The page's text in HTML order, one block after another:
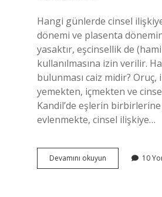
Hangi günlerde cinsel
dönemi ve plasenta
yasaktır, eşcinsellik de
kullanılmasına izin verilir.
bulunması caiz midir?
yemekten, içmekten ve
Kandil’de eşlerin birbirlerine
evlenmekte, cinsel ilişkiye…
Devamını okuyun
Gecelerde
10